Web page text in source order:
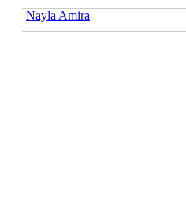
Nayla Amira